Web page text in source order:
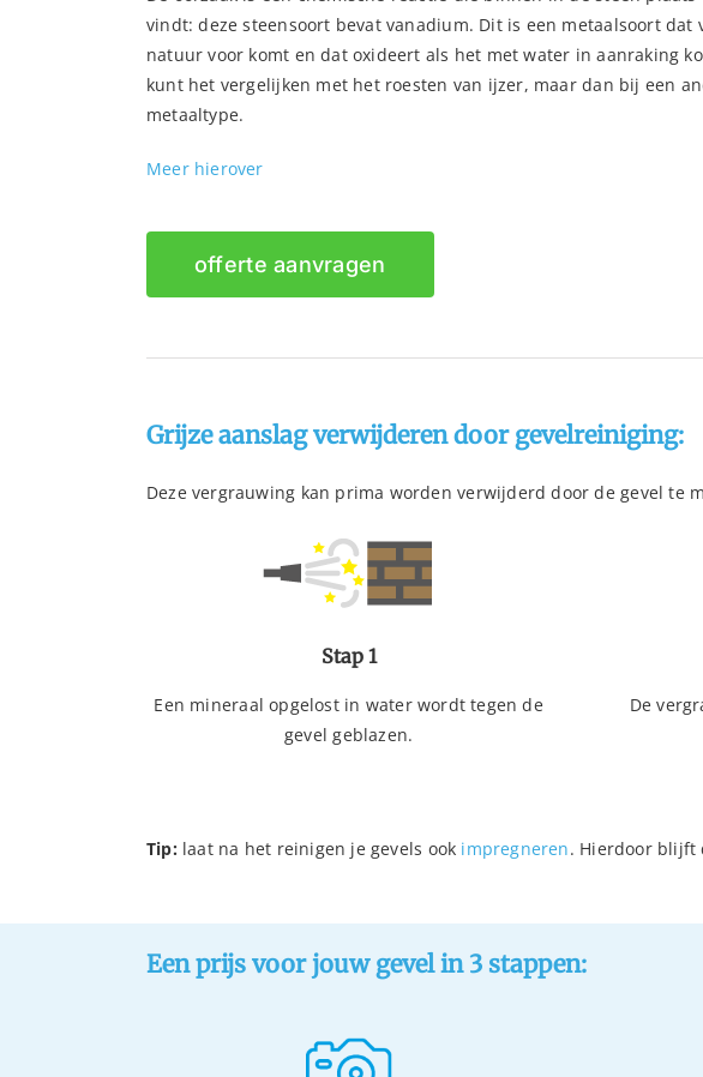
vindt: deze steensoort bevat vanadium. Dit is een metaalsoort dat
natuur voor komt en dat oxideert als het met water in aanraking
kunt het vergelijken met het roesten van ijzer, maar dan bij een
metaaltype.
Meer hierover
offerte aanvragen
Grijze aanslag verwijderen door gevelreiniging:
Deze vergrauwing kan prima worden verwijderd door de gevel te
Stap 1
Een mineraal opgelost in water wordt tegen de
gevel geblazen.
De
Tip: laat na het reinigen je gevels ook impregneren. Hierdoor blijft
Een prijs voor jouw gevel in 3 stappen: